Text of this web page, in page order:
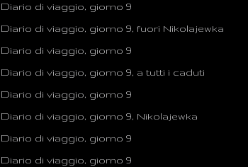
Diario di viaggio, giorno 9
Diario di viaggio, giorno 9, fuori Nikolajewka
Diario di viaggio, giorno 9
Diario di viaggio, giorno 9, a tutti i caduti
Diario di viaggio, giorno 9
Diario di viaggio, giorno 9, Nikolajewka
Diario di viaggio, giorno 9
Diario di viaggio, giorno 9